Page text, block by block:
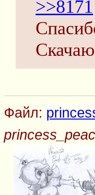
>>8171
Файл: